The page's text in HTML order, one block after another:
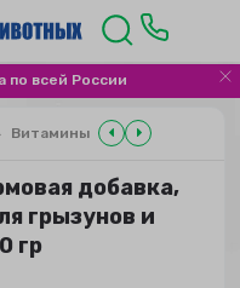
по всей России
Витамины
добавка,
грызунов и
гр